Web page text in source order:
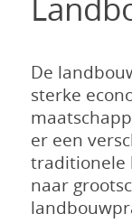
De
sterke
er een
traditionele
naar